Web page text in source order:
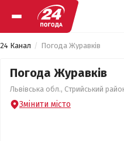
24 Канал Погода Журавків
Погода Журавків
Львівська обл., Стрийський
Змінити місто